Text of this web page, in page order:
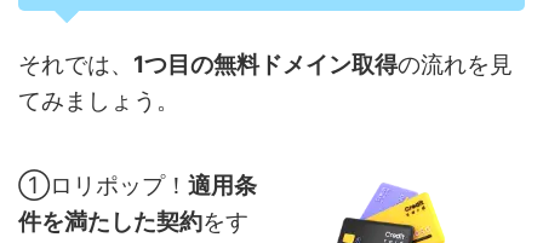
それでは、 1つ目の無料ドメイン取得の流れを見
てみましょう。
①ロリポップ！ 適用条
件を満たした契約をす